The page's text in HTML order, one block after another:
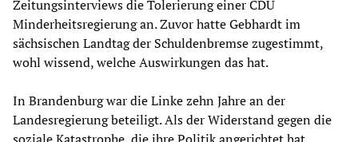
Zeitungsinterviews die Tolerierung einer CDU
Minderheitsregierung an. Zuvor hatte Gebhardt im
sächsischen Landtag der Schuldenbremse zugestimmt,
wohl wissend, welche Auswirkungen das hat.
In Brandenburg war die Linke zehn Jahre an der
Landesregierung beteiligt. Als der Widerstand gegen die